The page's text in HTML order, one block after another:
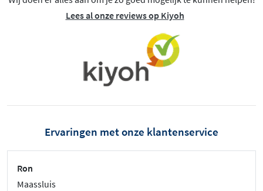
Lees al onze reviews op Kiyoh
Ervaringen met onze klantenservice
Ron
Maassluis